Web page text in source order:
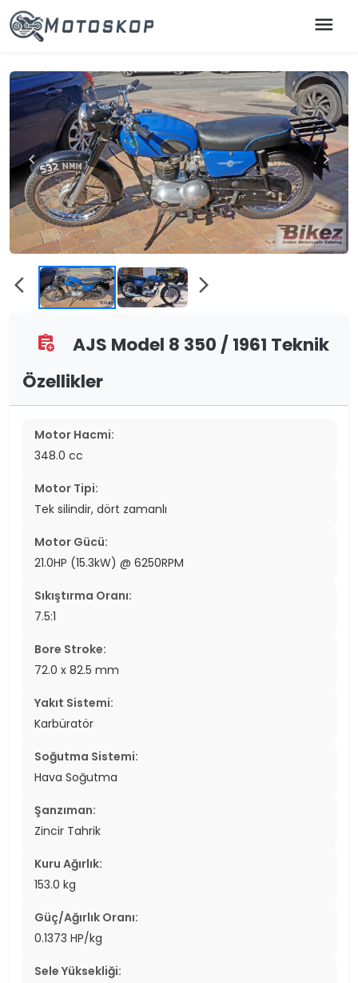
menu
chevron_left chevron_right
arrow_back_ios arrow_forward_ios
assignment_add
AJS Model 8 350 / 1961 Teknik
Özellikler
Motor Hacmi:
348.0 cc
Motor Tipi:
Tek silindir, dört zamanlı
Motor Gücü:
21.0HP (15.3kW) @ 6250RPM
Sıkıştırma Oranı:
7.5:1
Bore Stroke:
72.0 x 82.5 mm
Yakıt Sistemi:
Karbüratör
Soğutma Sistemi:
Hava Soğutma
Şanzıman:
Zincir Tahrik
Kuru Ağırlık:
153.0 kg
Güç/Ağırlık Oranı:
0.1373 HP/kg
Sele Yüksekliği: